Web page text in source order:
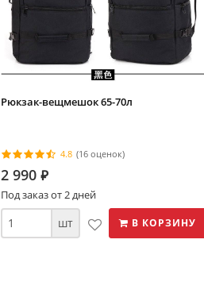
Рюкзак-вещмешок 65-70л
4.8 (16 оценок)
2 990 ⃏
Под заказ от 2 дней
шт В КОРЗИНУ